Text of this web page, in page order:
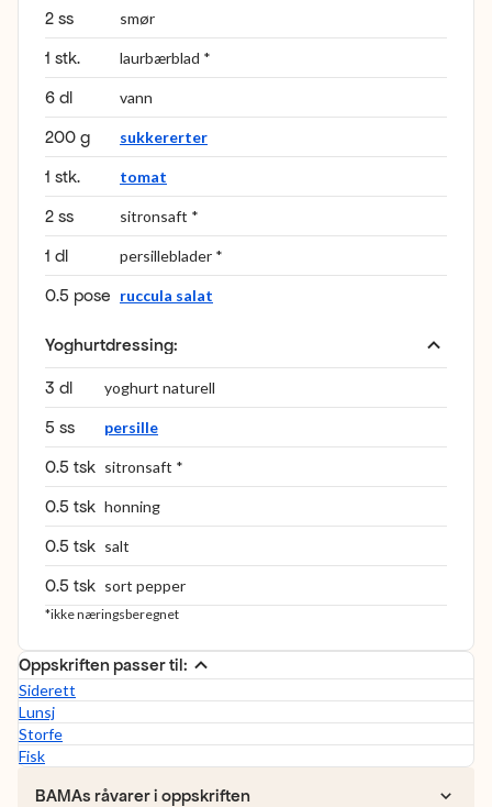
2 ss smør
1 stk. laurbærblad *
6 dl vann
200 g sukkererter
1 stk. tomat
2 ss sitronsaft *
1 dl persilleblader *
0.5 pose ruccula salat
Yoghurtdressing:
3 dl yoghurt naturell
5 ss persille
0.5 tsk sitronsaft *
0.5 tsk honning
0.5 tsk salt
0.5 tsk sort pepper
*ikke næringsberegnet
Oppskriften passer til:
Siderett
Lunsj
Storfe
Fisk
BAMAs råvarer i oppskriften